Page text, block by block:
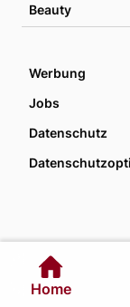
Beauty
Werbung
Jobs
Datenschutz
Home